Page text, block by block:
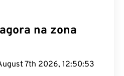
na zona
7th 2026, 12:50:54